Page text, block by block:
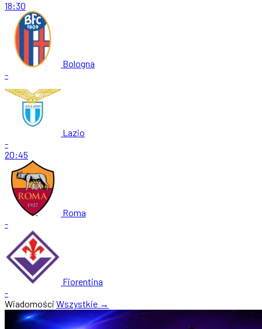
18:30
Bologna
-
Lazio
-
20:45
Roma
-
Fiorentina
-
Wiadomości Wszystkie →